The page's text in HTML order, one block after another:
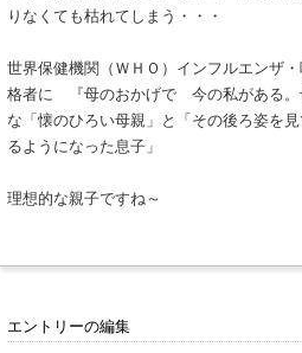
りなくても枯れてしまう・・・
世界保健機関（ＷＨＯ）インフルエンザ
格者に 『母のおかげで 今の私がある
な「懐のひろい母親」と「その後ろ姿を
るようになった息子」
理想的な親子ですね～
エントリーの編集